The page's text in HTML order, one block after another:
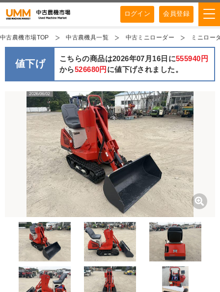
ログイン 会員登録
中古農機市場TOP 中古農機具一覧 中古ミニローダー ミニロー
値下げ こちらの商品は2026年07月16日に555940円
から526680円 に値下げされました。